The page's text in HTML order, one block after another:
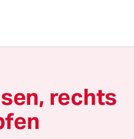
verändert haben.
vor
rechts